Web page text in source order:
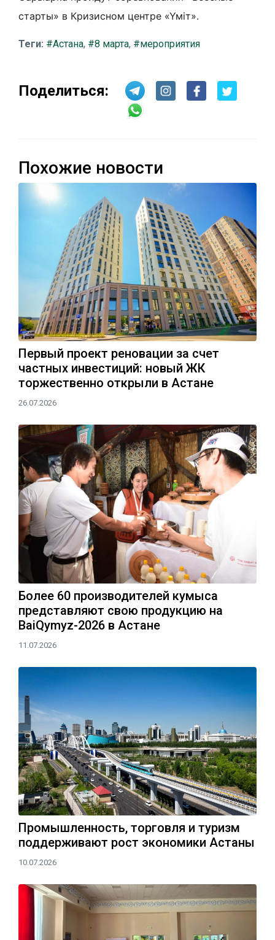
старты» в Кризисном центре «Үміт».
Теги: #Астана, #8 марта, #мероприятия
Поделиться:
Похожие новости
Первый проект реновации за счет
частных инвестиций: новый ЖК
торжественно открыли в Астане
26.07.2026
Более 60 производителей кумыса
представляют свою продукцию на
BaiQymyz-2026 в Астане
11.07.2026
Промышленность, торговля и туризм
поддерживают рост экономики Астаны
10.07.2026